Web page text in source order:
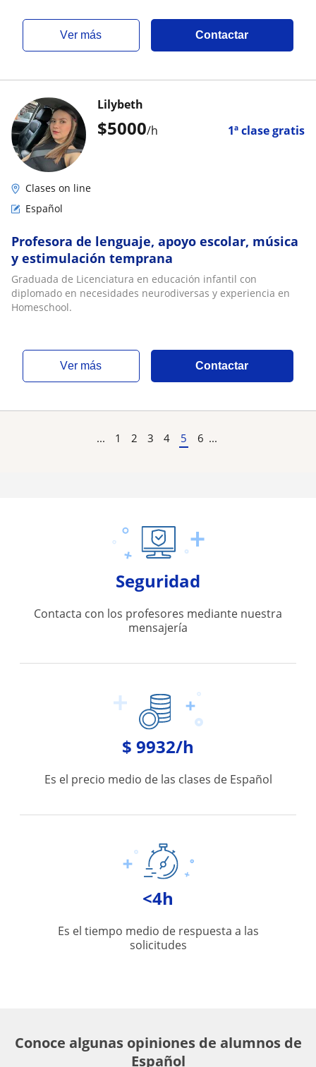
ver más Contactar
$5000/h 1ª clase gratis
Lilybeth
Clases on line
Español
Profesora de lenguaje, apoyo escolar, música
y estimulación temprana
Graduada de Licenciatura en educación infantil con
diplomado en necesidades neurodiversas y experiencia en
Homeschool.
ver más Contactar
... 1 2 3 4 5 6 ...
Seguridad
Contacta con los profesores mediante nuestra
mensajería
$ 9932/h
Es el precio medio de las clases de Español
<4h
Es el tiempo medio de respuesta a las
solicitudes
Conoce algunas opiniones de alumnos de
Español